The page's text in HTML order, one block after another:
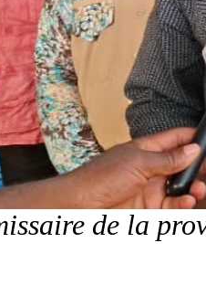
de la